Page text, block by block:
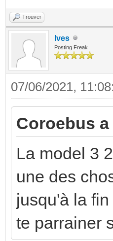
Trouver
Ives
Posting Freak
07/06/2021,
Coroebus
La model 3
une des
jusqu'à la
te parrainer